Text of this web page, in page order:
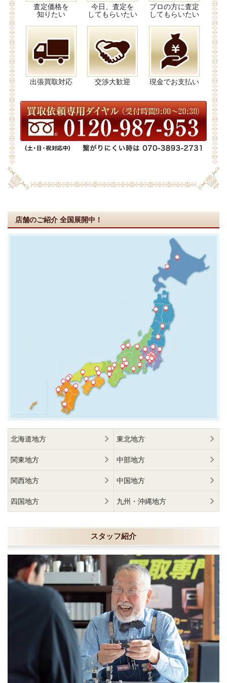
査定価格を
知りたい
今日、査定を
してもらいたい
プロの方に査定
してもらいたい
出張買取対応 交渉大歓迎 現金でお支払い
店舗のご紹介 全国展開中！
北海道地方 東北地方
関東地方 中部地方
関西地方 中国地方
四国地方 九州・沖縄地方
スタッフ紹介